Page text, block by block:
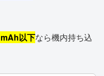
以下なら機内持ち込